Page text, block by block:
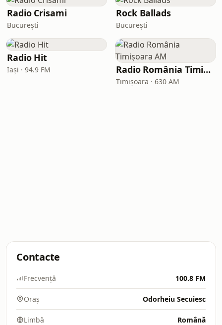
Radio Crisami
București
Rock Ballads
București
Radio Hit
Iași · 94.9 FM Radio România Timișoara AM
Timișoara · 630 AM
Contacte
Frecvență 100.8 FM
Oraș Odorheiu Secuiesc
Limbă Română